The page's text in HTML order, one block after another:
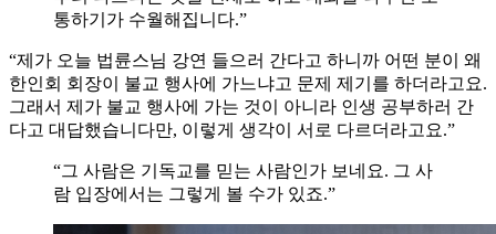
통하기가 수월해집니다.”
“제가 오늘 법륜스님 강연 들으러 간다고 하니까 어떤 분이 왜
한인회 회장이 불교 행사에 가느냐고 문제 제기를 하더라고요.
그래서 제가 불교 행사에 가는 것이 아니라 인생 공부하러 간
다고 대답했습니다만, 이렇게 생각이 서로 다르더라고요.”
“그 사람은 기독교를 믿는 사람인가 보네요. 그 사
람 입장에서는 그렇게 볼 수가 있죠.”